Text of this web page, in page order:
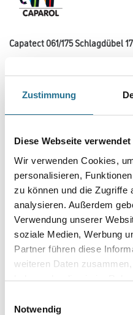
Zustimmung
Diese Webseite
Wir verwenden Cookies,
personalisieren,
zu können und die Zugriffe
analysieren. Außerdem
Verwendung unserer
soziale Medien, Werbung
Partner führen diese
weiteren Daten
haben oder die sie im
Notwendig
Capatect 061/175 Schlagdübel
Bauaufsichtlich zugelassener
Untergründe zur
Fassadensystemen.
Gebinde
Umrechnungsfaktoren